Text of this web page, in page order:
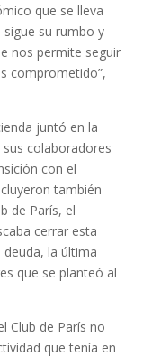
que se lleva
su rumbo y
nos permite seguir
comprometido”,
juntó en la
colaboradores
con el
también
de París, el
cerrar esta
la última
que se planteó al
Club de París no
que tenía en